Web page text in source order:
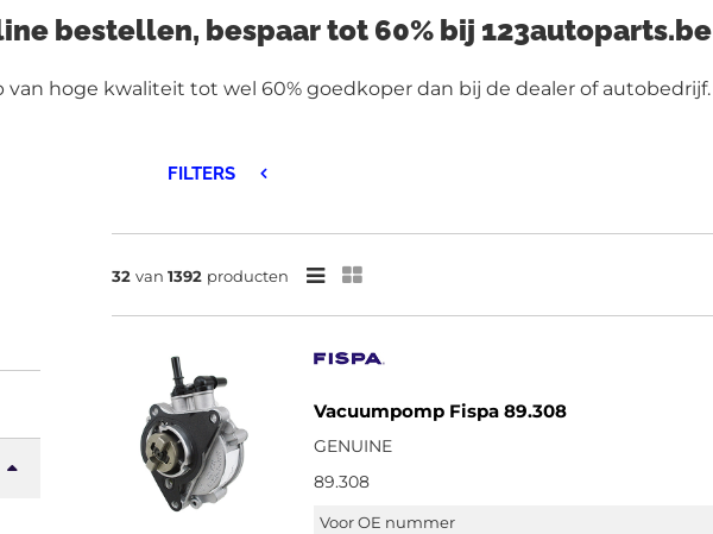
bestellen, bespaar tot 60% bij 123autoparts.be
hoge kwaliteit tot wel 60% goedkoper dan bij de dealer of autobedrijf.
FILTERS
32 van 1392 producten
Vacuumpomp Fispa 89.308
GENUINE
89.308
Voor OE nummer